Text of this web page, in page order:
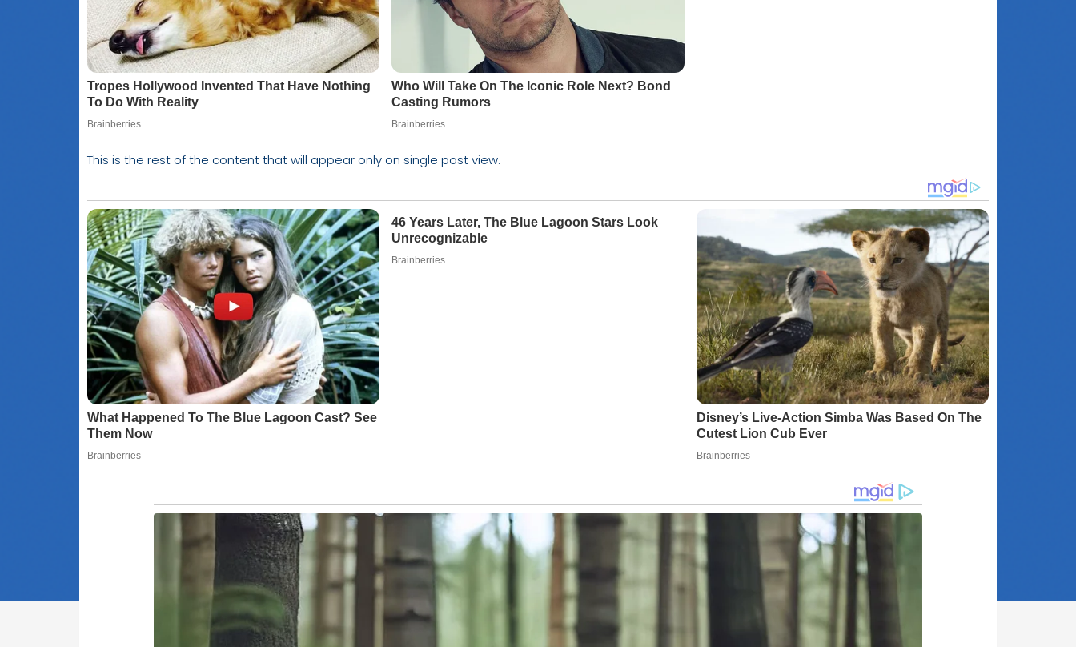
This is the rest of the content that will appear only on single post view.